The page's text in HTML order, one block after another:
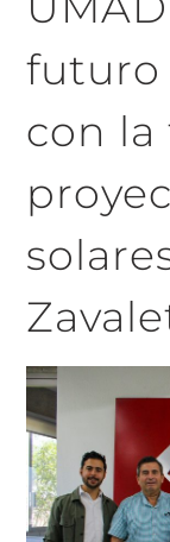
futuro
con la